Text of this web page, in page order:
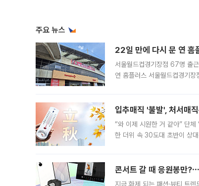
주요 뉴스
22일 만에 다시 문 연 홈
서울월드컵경기장점 67명 출
연 홈플러스 서울월드컵경기
입추매직 '불발', 처서매
“와 이제 시원한 거 같아” 단
한 더위 속 30도대 초반이 상
콘서트 갈 때 응원봉만
지금 화제 되는 패션·뷰티 트